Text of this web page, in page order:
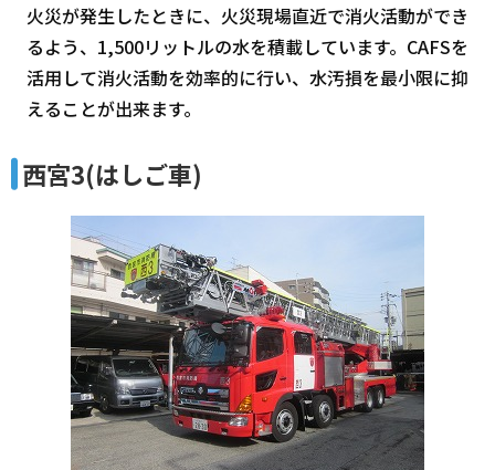
火災が発生したときに、火災現場直近で消火活動ができ
るよう、1,500リットルの水を積載しています。CAFSを
活用して消火活動を効率的に行い、水汚損を最小限に抑
えることが出来ます。
西宮3(はしご車)